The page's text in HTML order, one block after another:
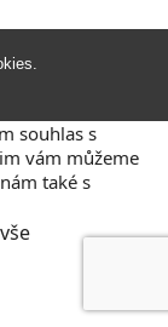
.
souhlas s
vám můžeme
také s
vše